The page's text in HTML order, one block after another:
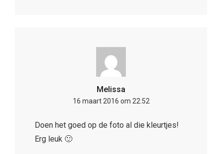
Melissa
16 maart 2016 om 22:52
Doen het goed op de foto al die kleurtjes!
Erg leuk 🙂